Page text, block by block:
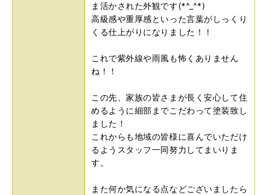
ま活かされた外観です(*^_^*)
高級感や重厚感といった言葉がしっくり
くる仕上がりになりました！！
これで紫外線や雨風も怖くありません
ね！！
この先、家族の皆さまが長く安心して住
めるように細部までこだわって塗装致し
ました！
これからも地域の皆様に喜んでいただけ
るようスタッフ一同努力してまいりま
す。
また何か気になる点などございましたら